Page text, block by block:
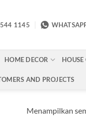
1145
HOME DECOR
AND PROJECTS
Menampilkan